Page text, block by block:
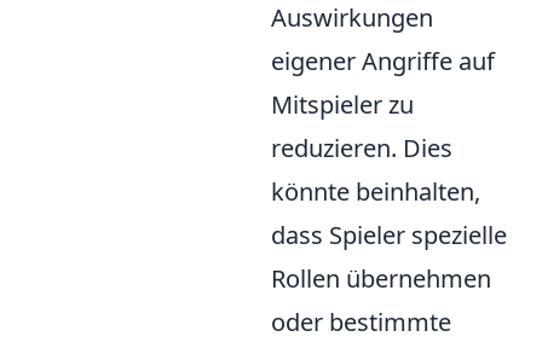
Auswirkungen
eigener Angriffe auf
Mitspieler zu
reduzieren. Dies
könnte beinhalten,
dass Spieler spezielle
Rollen übernehmen
oder bestimmte